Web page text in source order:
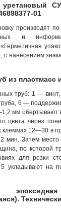
01
производят
и
с нанесением
из пластмасс
труб: 1 —
6 —
мм обертывают
цвета через
12—30 в
мин. Затем
по которой
для резки
5 укладывают на